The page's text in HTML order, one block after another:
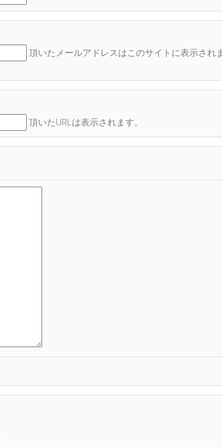
頂いたメールアドレスはこのサイトに表示され
頂いたURLは表示されます。